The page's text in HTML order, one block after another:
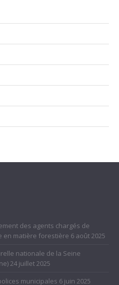
des agents chargés de
en matière forestière 6 août 2025
nationale de la Seine
24 juillet 2025
municipales 6 juin 2025